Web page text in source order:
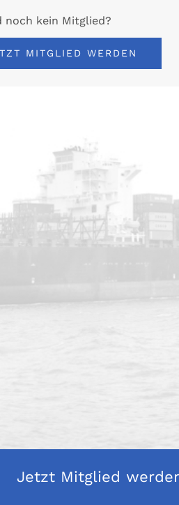
noch kein Mitglied?
MITGLIED WERDEN
Jetzt Mitglied